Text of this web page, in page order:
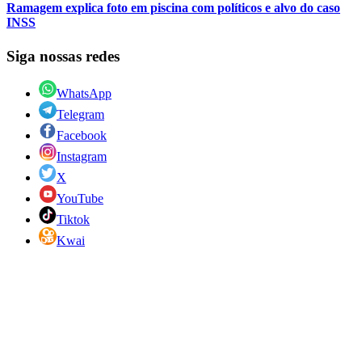
Ramagem explica foto em piscina com políticos e alvo do caso
INSS
Siga nossas redes
WhatsApp
Telegram
Facebook
Instagram
X
YouTube
Tiktok
Kwai